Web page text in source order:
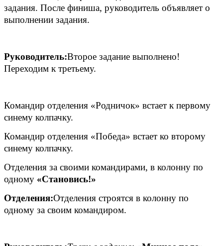
задания. После финиша, руководитель объявляет о
выполнении задания.
Руководитель:Второе задание выполнено!
Переходим к третьему.
Командир отделения «Родничок» встает к первому
синему колпачку.
Командир отделения «Победа» встает ко второму
синему колпачку.
Отделения за своими командирами, в колонну по
одному «Становись!»
Отделения:Отделения строятся в колонну по
одному за своим командиром.